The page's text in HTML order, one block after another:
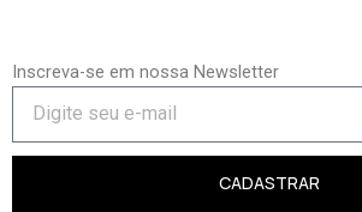
Inscreva-se em nossa Newsletter
CADASTRAR